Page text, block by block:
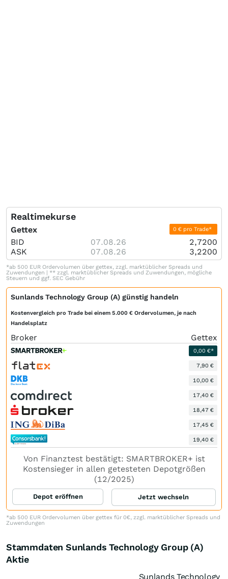
Realtimekurse
Gettex 0 € pro Trade*
BID 07.08.26
2,7200
ASK
07.08.26 3,2200
*ab 500 EUR Ordervolumen über gettex, zzgl. marktüblicher Spreads und
Zuwendungen | ** zzgl. marktüblicher Spreads und Zuwendungen, mögliche
Steuern und ggf. SEC Gebühr
Sunlands Technology Group (A) günstig handeln
Kostenvergleich pro Trade bei einem 5.000 € Ordervolumen, je nach
Handelsplatz
Broker Gettex
0,00 €*
7,90 €
10,00 €
17,40 €
18,47 €
17,45 €
19,40 €
Von Finanztest bestätigt: SMARTBROKER+ ist
Kostensieger in allen getesteten Depotgrößen
(12/2025)
Depot eröffnen Jetzt wechseln
*ab 500 EUR Ordervolumen über gettex für 0€, zzgl. marktüblicher Spreads und
Zuwendungen
Stammdaten Sunlands Technology Group (A)
Aktie
Sunlands Technology